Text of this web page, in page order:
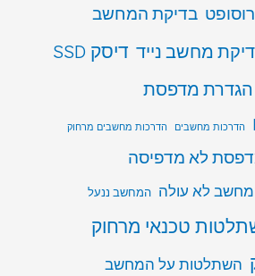
בדיקת המחשב
מחשב נייד דיסק SSD
הגדרת מדפסת
הדרכות מחשבים הדרכות מחשבים מרחוק
לא מדפיסה
לא עולה המחשב ננעל
טכנאי מרחוק
השתלטות על המחשב